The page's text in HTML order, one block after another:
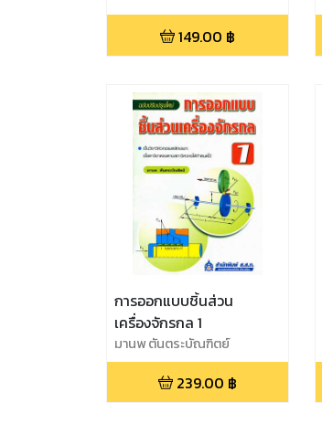
149.00 ฿
การออกแบบชิ้นส่วน
เครื่องจักรกล 1
มานพ ตันตระบัณฑิตย์
239.00 ฿